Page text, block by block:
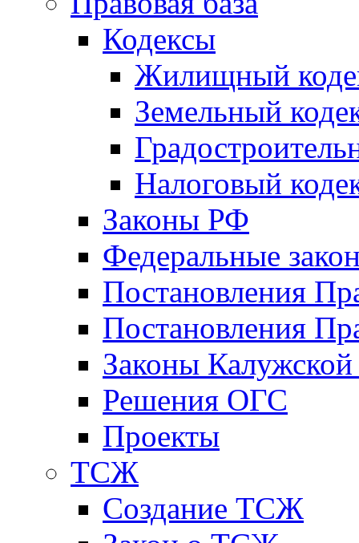
Кодексы
Жилищный
Земельный
Налоговый
Законы РФ
Федеральные
Постановления
Постановления
Законы Калужской
Решения ОГС
Проекты
ТСЖ
Создание ТСЖ